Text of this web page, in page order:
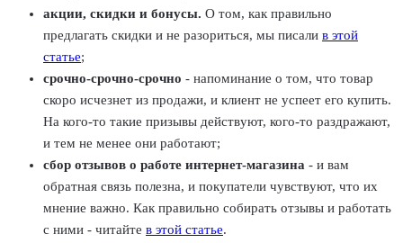
акции, скидки и бонусы. О том, как правильно
предлагать скидки и не разориться, мы писали в этой
статье;
срочно-срочно-срочно - напоминание о том, что товар
скоро исчезнет из продажи, и клиент не успеет его купить.
На кого-то такие призывы действуют, кого-то раздражают,
и тем не менее они работают;
сбор отзывов о работе интернет-магазина - и вам
обратная связь полезна, и покупатели чувствуют, что их
мнение важно. Как правильно собирать отзывы и работать
с ними - читайте в этой статье.